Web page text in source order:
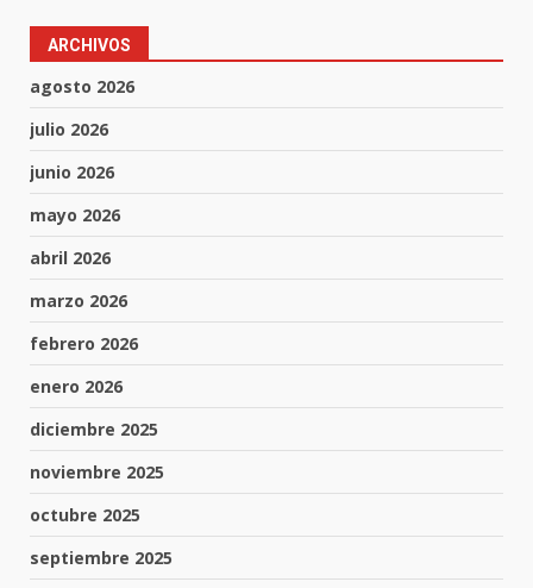
ARCHIVOS
agosto 2026
julio 2026
junio 2026
mayo 2026
abril 2026
marzo 2026
febrero 2026
enero 2026
diciembre 2025
noviembre 2025
octubre 2025
septiembre 2025